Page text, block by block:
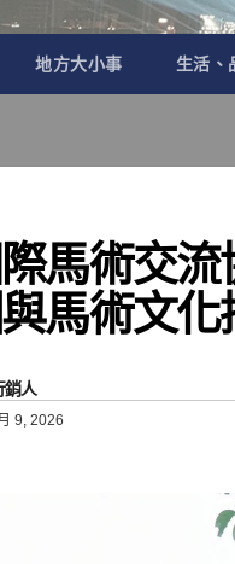
地方大小事 生活、
馬術交
馬術文化
銷人
9, 2026